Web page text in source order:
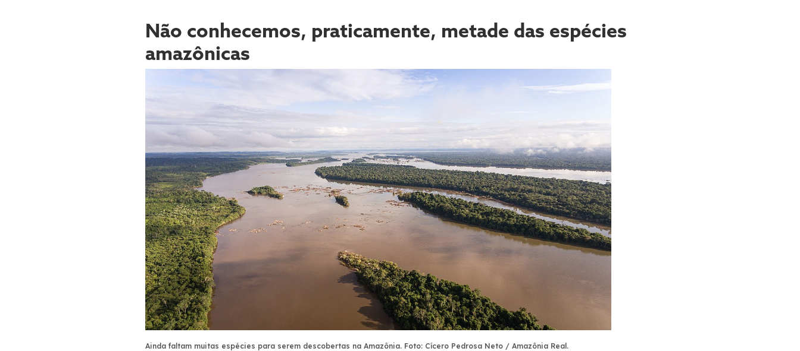
Não conhecemos, praticamente, metade das espécies
amazônicas
Ainda faltam muitas espécies para serem descobertas na Amazônia. Foto: Cícero Pedrosa Neto / Amazônia Real.